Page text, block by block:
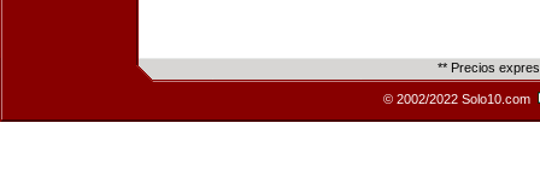
** Precios
© 2002/2022 Solo10.com